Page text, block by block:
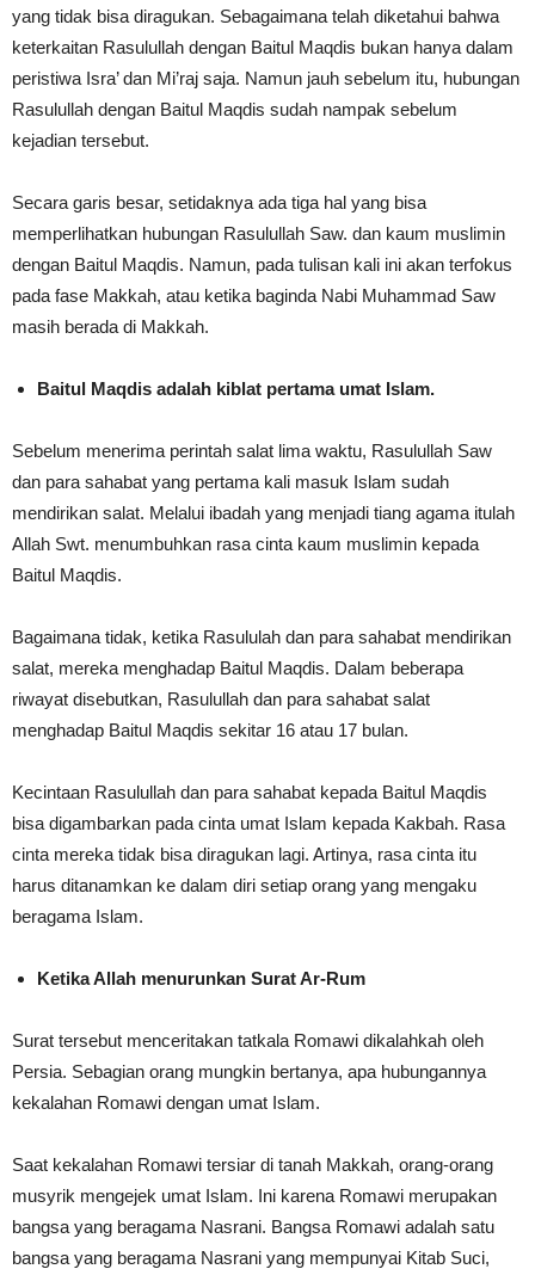
yang tidak bisa diragukan. Sebagaimana telah diketahui bahwa
keterkaitan Rasulullah dengan Baitul Maqdis bukan hanya dalam
peristiwa Isra’ dan Mi’raj saja. Namun jauh sebelum itu, hubungan
Rasulullah dengan Baitul Maqdis sudah nampak sebelum
kejadian tersebut.
Secara garis besar, setidaknya ada tiga hal yang bisa
memperlihatkan hubungan Rasulullah Saw. dan kaum muslimin
dengan Baitul Maqdis. Namun, pada tulisan kali ini akan terfokus
pada fase Makkah, atau ketika baginda Nabi Muhammad Saw
masih berada di Makkah.
Baitul Maqdis adalah kiblat pertama umat Islam.
Sebelum menerima perintah salat lima waktu, Rasulullah Saw
dan para sahabat yang pertama kali masuk Islam sudah
mendirikan salat. Melalui ibadah yang menjadi tiang agama itulah
Allah Swt. menumbuhkan rasa cinta kaum muslimin kepada
Baitul Maqdis.
Bagaimana tidak, ketika Rasululah dan para sahabat mendirikan
salat, mereka menghadap Baitul Maqdis. Dalam beberapa
riwayat disebutkan, Rasulullah dan para sahabat salat
menghadap Baitul Maqdis sekitar 16 atau 17 bulan.
Kecintaan Rasulullah dan para sahabat kepada Baitul Maqdis
bisa digambarkan pada cinta umat Islam kepada Kakbah. Rasa
cinta mereka tidak bisa diragukan lagi. Artinya, rasa cinta itu
harus ditanamkan ke dalam diri setiap orang yang mengaku
beragama Islam.
Ketika Allah menurunkan Surat Ar-Rum
Surat tersebut menceritakan tatkala Romawi dikalahkah oleh
Persia. Sebagian orang mungkin bertanya, apa hubungannya
kekalahan Romawi dengan umat Islam.
Saat kekalahan Romawi tersiar di tanah Makkah, orang-orang
musyrik mengejek umat Islam. Ini karena Romawi merupakan
bangsa yang beragama Nasrani. Bangsa Romawi adalah satu
bangsa yang beragama Nasrani yang mempunyai Kitab Suci,